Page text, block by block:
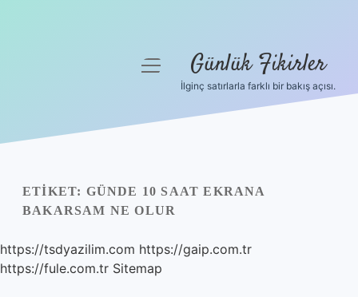
Yasal Uyarı
menüyü Günlük Fikirler
İlginç satırlarla farklı bir bakış açısı.
ETIKET: GÜNDE 10 SAAT EKRANA
BAKARSAM NE OLUR
https://tsdyazilim.com https://gaip.com.tr
https://fule.com.tr Sitemap